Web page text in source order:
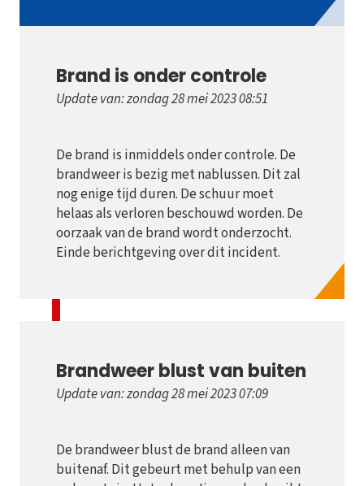
Brand is onder controle
Update van: zondag 28 mei 2023 08:51
De brand is inmiddels onder controle. De
brandweer is bezig met nablussen. Dit zal
nog enige tijd duren. De schuur moet
helaas als verloren beschouwd worden. De
oorzaak van de brand wordt onderzocht.
Einde berichtgeving over dit incident.
Brandweer blust van buiten
Update van: zondag 28 mei 2023 07:09
De brandweer blust de brand alleen van
buitenaf. Dit gebeurt met behulp van een